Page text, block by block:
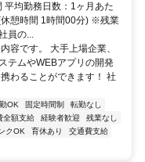
平均勤務日数：1ヶ月あた
憩時間 1時間00分) ※残業
員の...
容です。 大手上場企業、
テムやWEBアプリの開発
わることができます！ 社
OK 固定時間制
転勤なし
全額支給 経験者歓迎
残業なし
クOK 育休あり
交通費支給